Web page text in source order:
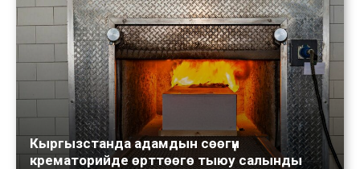
Кыргызстанда адамдын сөөгүн
крематорийде өрттөөгө тыюу салынды